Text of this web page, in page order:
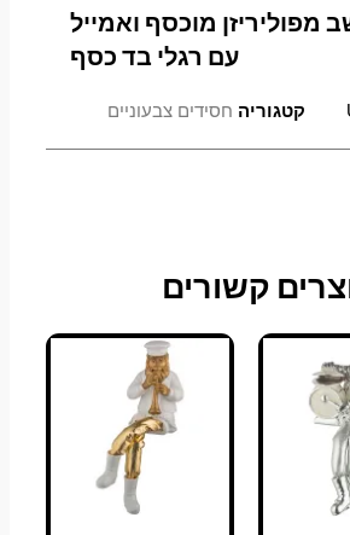
מפוליריזן מוכסף ואמייל
עם רגלי בד כסף
קטגוריה חסידים צבעוניים
קשורים